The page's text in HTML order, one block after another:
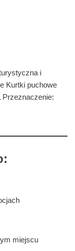
i
Kurtki puchowe
Przeznaczenie:
miejscu